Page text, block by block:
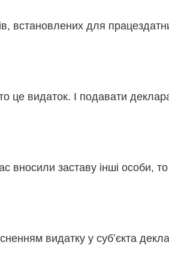
встановлених для
це видаток. І подавати
вносили заставу інші особи,
видатку у субʼєкта